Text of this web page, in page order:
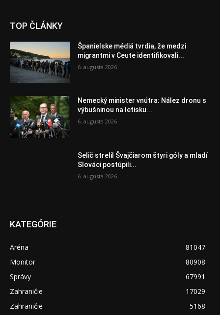
TOP ČLÁNKY
Španielske médiá tvrdia, že medzi
migrantmi v Ceute identifikovali...
6. augusta 2026
Nemecký minister vnútra: Nález dronu s
výbušninou na letisku...
6. augusta 2026
Selič strelil Švajčiarom štyri góly a mladí
Slováci postúpili...
6. augusta 2026
KATEGÓRIE
Aréna
81047
Monitor
80908
Správy
67991
Zahraničie
17029
Zahraničie
5168